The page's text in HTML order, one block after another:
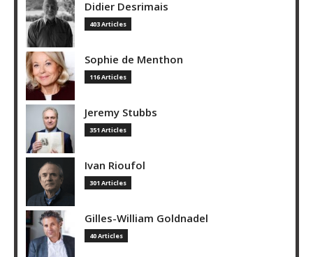
Didier Desrimais
403 Articles
Sophie de Menthon
116 Articles
Jeremy Stubbs
351 Articles
Ivan Rioufol
301 Articles
Gilles-William Goldnadel
40 Articles